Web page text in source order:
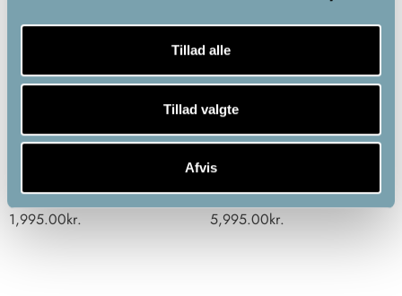
Tillad alle
Tillad valgte
Afvis
1,995.00kr.
W
5,995.00kr.